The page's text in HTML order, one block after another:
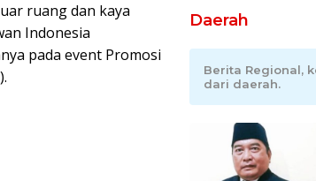
ruang dan kaya
Indonesia
pada event Promosi
Daerah
Berita Regional,
dari daerah.